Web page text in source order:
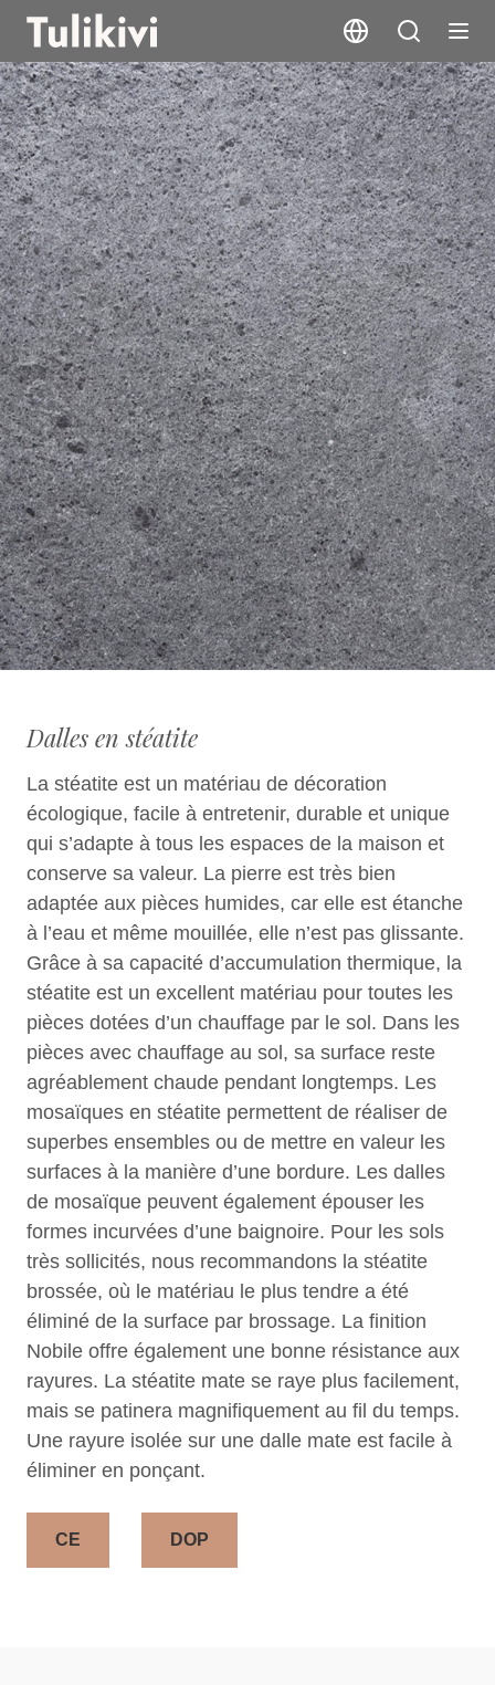
Dalles en stéatite
La stéatite est un matériau de décoration
écologique, facile à entretenir, durable et unique
qui s’adapte à tous les espaces de la maison et
conserve sa valeur. La pierre est très bien
adaptée aux pièces humides, car elle est étanche
à l’eau et même mouillée, elle n’est pas glissante.
Grâce à sa capacité d’accumulation thermique, la
stéatite est un excellent matériau pour toutes les
pièces dotées d’un chauffage par le sol. Dans les
pièces avec chauffage au sol, sa surface reste
agréablement chaude pendant longtemps. Les
mosaïques en stéatite permettent de réaliser de
superbes ensembles ou de mettre en valeur les
surfaces à la manière d’une bordure. Les dalles
de mosaïque peuvent également épouser les
formes incurvées d’une baignoire. Pour les sols
très sollicités, nous recommandons la stéatite
brossée, où le matériau le plus tendre a été
éliminé de la surface par brossage. La finition
Nobile offre également une bonne résistance aux
rayures. La stéatite mate se raye plus facilement,
mais se patinera magnifiquement au fil du temps.
Une rayure isolée sur une dalle mate est facile à
éliminer en ponçant.
CE DOP